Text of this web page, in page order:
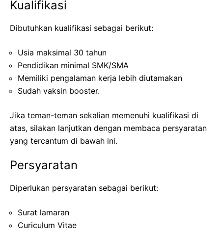
Kualifikasi
Dibutuhkan kualifikasi sebagai berikut:
Usia maksimal 30 tahun
Pendidikan minimal SMK/SMA
Memiliki pengalaman kerja lebih diutamakan
Sudah vaksin booster.
Jika teman-teman sekalian memenuhi kualifikasi di
atas, silakan lanjutkan dengan membaca persyaratan
yang tercantum di bawah ini.
Persyaratan
Diperlukan persyaratan sebagai berikut:
Surat lamaran
Curiculum Vitae